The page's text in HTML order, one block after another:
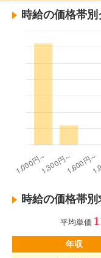
時給の価格帯別
時給の価格帯別
平均単価
年収